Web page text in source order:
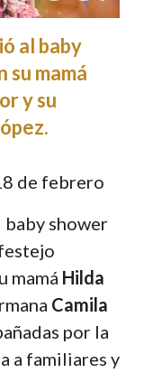
al baby
su mamá
y su
de febrero
baby shower
mamá Hilda
Camila
por la
a familiares y